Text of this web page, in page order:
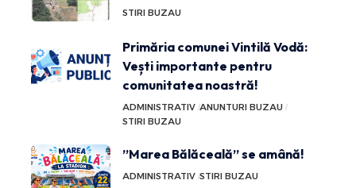
STIRI BUZAU
Primăria comunei Vintilă Vodă:
Vești importante pentru
comunitatea noastră!
ADMINISTRATIV ANUNTURI BUZAU
STIRI BUZAU
”Marea Bălăceală” se amână!
ADMINISTRATIV STIRI BUZAU